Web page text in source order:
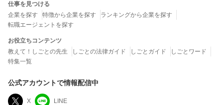
仕事を見つける
企業を探す
特徴から企業を探す
ランキングから企業を探す
転職エージェントを探す
お役立ちコンテンツ
教えて！しごとの先生
しごとの法律ガイド しごとガイド
しごとワード
特集一覧
公式アカウントで情報配信中
X LINE